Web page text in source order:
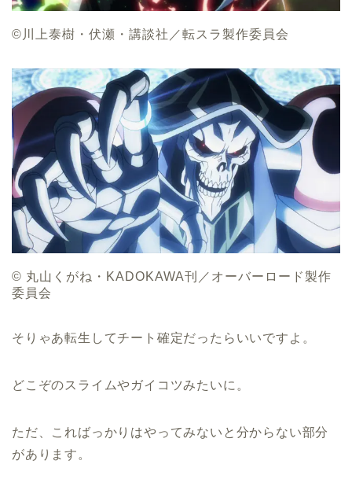
©川上泰樹・伏瀬・講談社／転スラ製作委員会
© 丸山くがね・KADOKAWA刊／オーバーロード製作
委員会
そりゃあ転生してチート確定だったらいいですよ。
どこぞのスライムやガイコツみたいに。
ただ、こればっかりはやってみないと分からない部分
があります。